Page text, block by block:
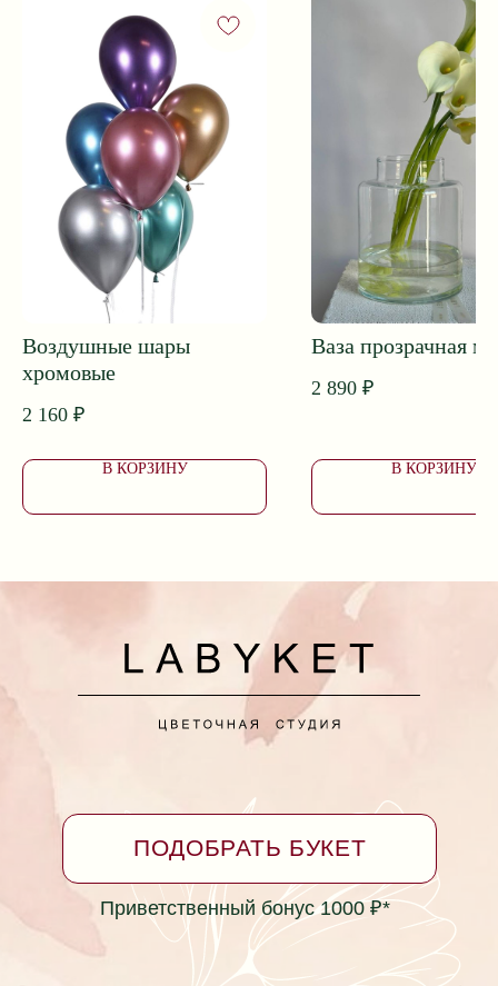
Воздушные шары
хромовые
2 160 ₽
В КОРЗИНУ
Ваза прозрачная
2 890 ₽
В КОРЗИНУ
Не является публичной офертой
Политика в отношении обработки персональных
Фактический адрес: г. Ейск, ул. Коммунаров 26
(пересечение с ул. Таманская)
labyket@yandex.ru +7 (928) 334-99-39
Приветственный бонус 1000 ₽*
Принимаем заказы и поддержка клиентов 24/7
Доставка с 7:00 до 24:00
ПОДОБРАТЬ БУКЕТ